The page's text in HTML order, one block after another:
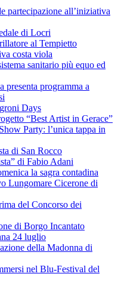
partecipazione all’iniziativa
di Locri
al Tempietto
costa viola
sanitario più equo ed
presenta programma a
Days
“Best Artist in Gerace”
Party: l’unica tappa in
di San Rocco
di Fabio Adani
la sagra contadina
Lungomare Cicerone di
del Concorso dei
di Borgo Incantato
24 luglio
della Madonna di
nel Blu-Festival del